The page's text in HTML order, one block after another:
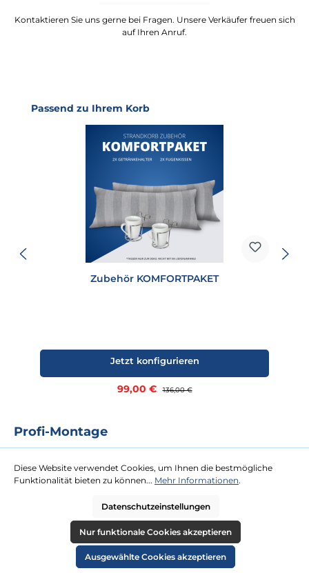
Kontaktieren Sie uns gerne bei Fragen. Unsere Verkäufer freuen sich
auf Ihren Anruf.
Produktgalerie überspringen
Passend zu Ihrem Korb
Zubehör KOMFORTPAKET
Verkaufspreis:
99,00 € Regulärer Preis:
136,00 €
Jetzt konfigurieren
Profi-Montage
kaum eine Dachterrasse zu hoch oder Tür zu schmal. Gegen eine
Festpauschale kommen zwei Tischler zu Ihnen und platzieren Ihren
mehr erfahren
Diese Website verwendet Cookies, um Ihnen die bestmögliche
Funktionalität bieten zu können... Mehr Informationen.
Datenschutzeinstellungen
Nur funktionale Cookies akzeptieren
Ausgewählte Cookies akzeptieren